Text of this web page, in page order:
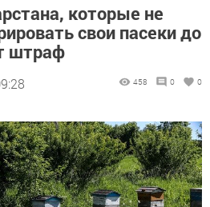
которые не
свои пасеки до
штраф
458 0 0